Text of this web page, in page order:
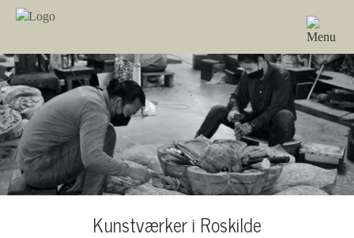
Kunstværker i Roskilde